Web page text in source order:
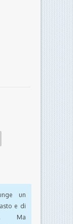
un
e di
Ma